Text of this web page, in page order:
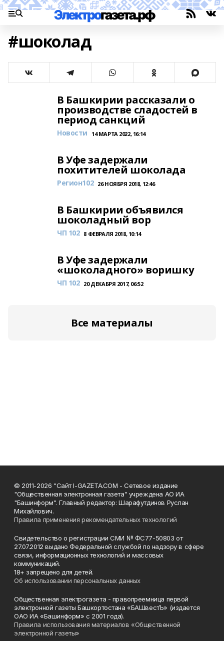
#шоколад
В Башкирии рассказали о
производстве сладостей в
период санкций
Новости 14 МАРТА 2022, 16:14
В Уфе задержали
похитителей шоколада
Регион102 26 НОЯБРЯ 2018, 12:46
В Башкирии объявился
шоколадный вор
ЧП 102 8 ФЕВРАЛЯ 2018, 10:14
В Уфе задержали
«шоколадного» воришку
ЧП 102 20 ДЕКАБРЯ 2017, 06:52
Все материалы
© 2011-2026 "Сайт I-GAZETA.COM - Сетевое издание
"Общественная электронная газета" учреждена АО ИА
"Башинформ". Главный редактор: Шарафутдинов Руслан
Михайлович.
Правила применения рекомендательных технологий
Свидетельство о регистрации СМИ № ФС77-50803 от
27.07.2012 выдано Федеральной службой по надзору в сфере
связи, информационных технологий и массовых
коммуникаций.
18+ запрещено для детей.
Об использовании персональных данных
Общественная электрогазета - правопреемница первой
электронной газеты Башкортостана «БАШвестЪ» (издается
ОАО ИА «Башинформ» с 2001 года).
Правила использования материалов «Общественной
электронной газеты»